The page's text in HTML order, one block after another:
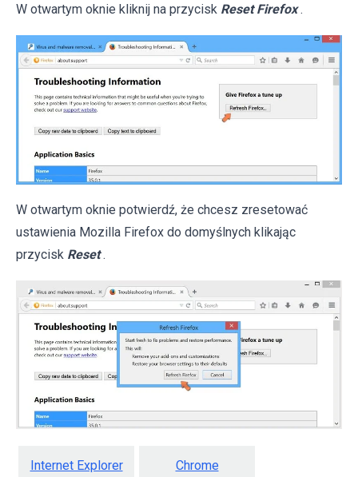
W otwartym oknie kliknij na przycisk Reset Firefox .
W otwartym oknie potwierdź, że chcesz zresetować
ustawienia Mozilla Firefox do domyślnych klikając
przycisk Reset .
Internet Explorer Chrome